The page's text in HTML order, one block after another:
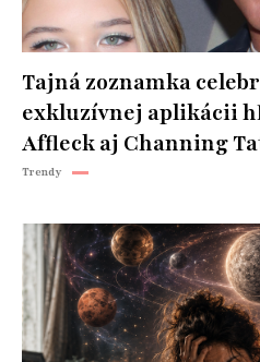
Tajná zoznamka
exkluzívnej aplikácii
Affleck aj Channing
Trendy